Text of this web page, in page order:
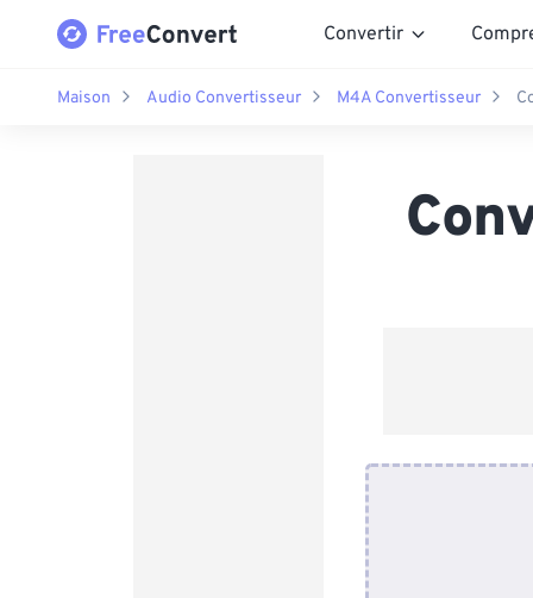
Convertir
Maison Audio Convertisseur M4A Convertisseur